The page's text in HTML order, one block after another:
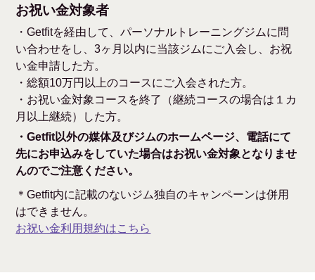
お祝い金対象者
・Getfitを経由して、パーソナルトレーニングジムに問
い合わせをし、3ヶ月以内に当該ジムにご入会し、お祝
い金申請した方。
・総額10万円以上のコースにご入会された方。
・お祝い金対象コースを終了（継続コースの場合は１カ
月以上継続）した方。
・Getfit以外の媒体及びジムのホームページ、電話にて
先にお申込みをしていた場合はお祝い金対象となりませ
んのでご注意ください。
＊Getfit内に記載のないジム独自のキャンペーンは併用
はできません。
お祝い金利用規約はこちら